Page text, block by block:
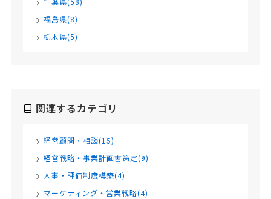
福島県(8)
栃木県(5)
関連するカテゴリ
経営顧問・相談(15)
経営戦略・事業計画書策定(9)
人事・評価制度構築(4)
マーケティング・営業戦略(4)